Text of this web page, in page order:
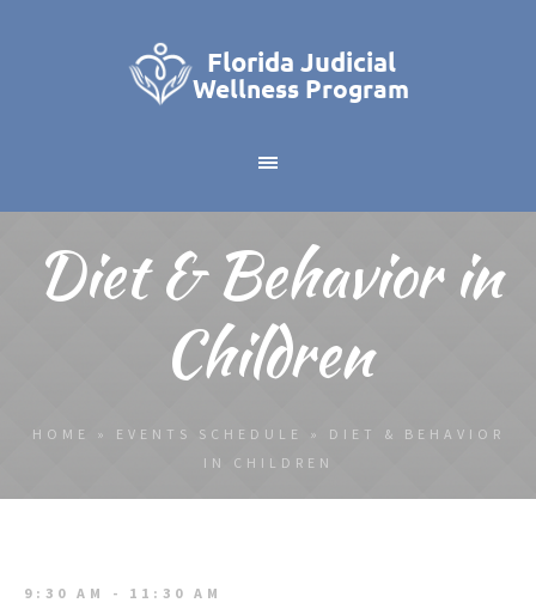
Diet & Behavior in
Children
HOME » EVENTS SCHEDULE » DIET & BEHAVIOR
IN CHILDREN
9:30 AM - 11:30 AM